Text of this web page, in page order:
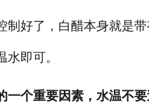
制好了，白醋本身就是
即可。
一个重要因素，水温不